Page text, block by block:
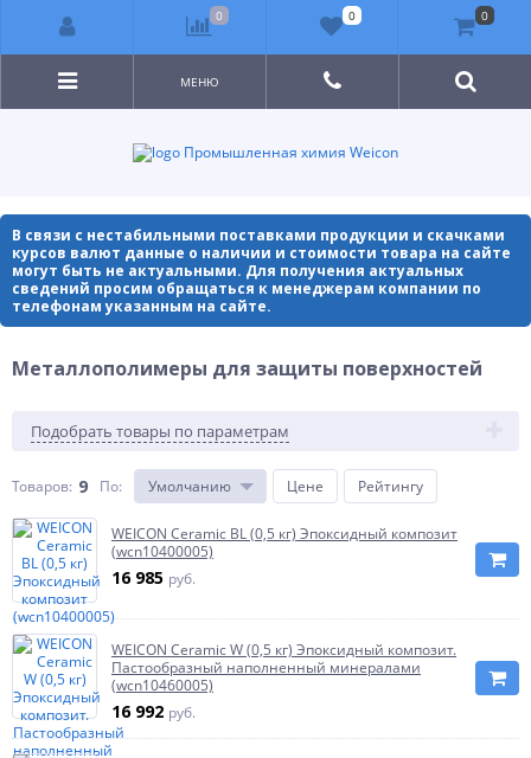
Промышленная химия Weicon
МЕНЮ
В связи с нестабильными поставками продукции и скачками
курсов валют данные о наличии и стоимости товара на сайте
могут быть не актуальными. Для получения актуальных
сведений просим обращаться к менеджерам компании по
телефонам указанным на сайте.
Металлополимеры для защиты поверхностей
Подобрать товары по параметрам
Товаров: 9 По: Умолчанию Цене Рейтингу
WEICON Ceramic BL (0,5 кг) Эпоксидный композит
(wcn10400005)
16 985 руб.
WEICON Ceramic W (0,5 кг) Эпоксидный композит.
Пастообразный наполненный минералами
(wcn10460005)
16 992 руб.
0 0 0